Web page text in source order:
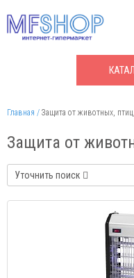
Главная Защита от животных,
Защита от
Уточнить поиск